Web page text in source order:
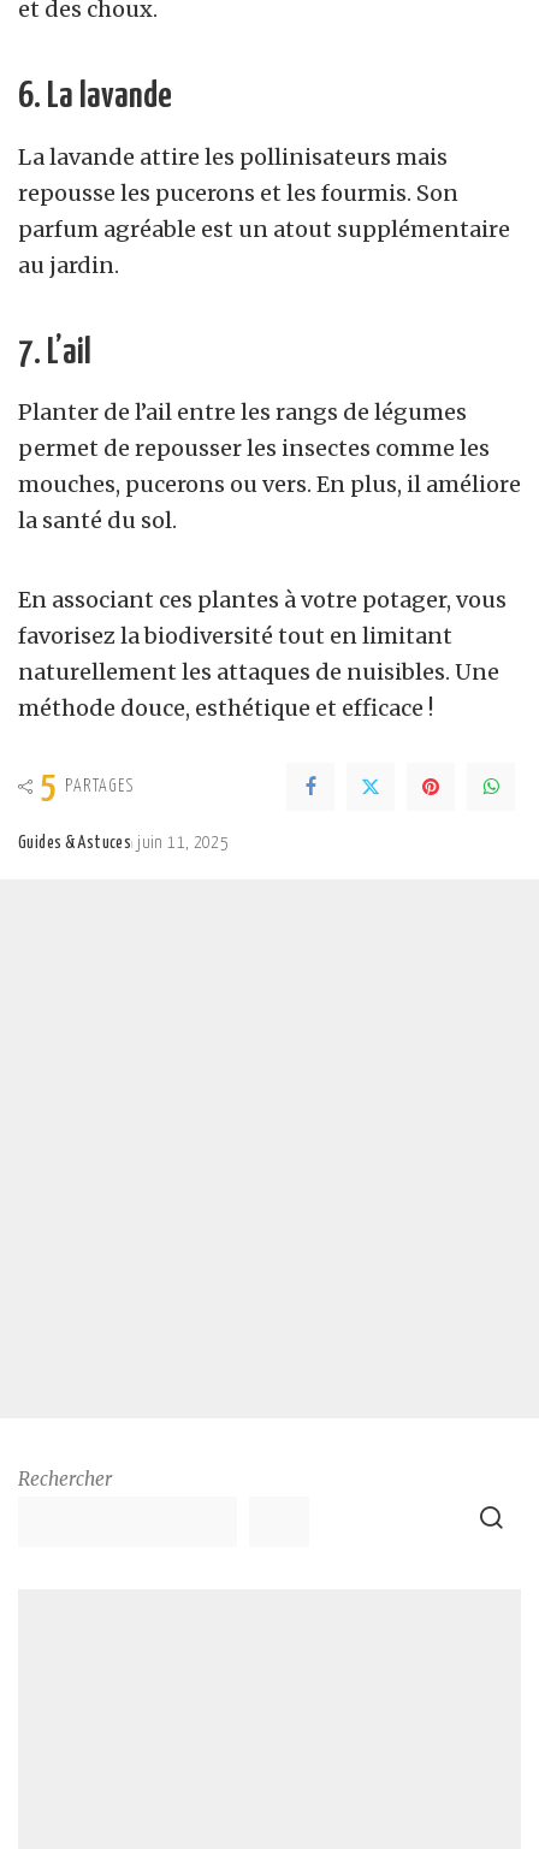
et des choux.
6. La lavande
La lavande attire les pollinisateurs mais
repousse les pucerons et les fourmis. Son
parfum agréable est un atout supplémentaire
au jardin.
7. L’ail
Planter de l’ail entre les rangs de légumes
permet de repousser les insectes comme les
mouches, pucerons ou vers. En plus, il améliore
la santé du sol.
En associant ces plantes à votre potager, vous
favorisez la biodiversité tout en limitant
naturellement les attaques de nuisibles. Une
méthode douce, esthétique et efficace !
5 PARTAGES
Guides & Astuces juin 11, 2025
Rechercher